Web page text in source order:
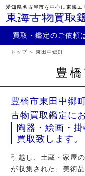
愛知県名古屋市を中心に東海
買取・鑑定のご依頼
トップ 東田中郷町
豊
豊橋市東田中郷
古物買取鑑定に
陶器・絵画・
買取致します。
引越し、土蔵・家屋
が収集された、美術